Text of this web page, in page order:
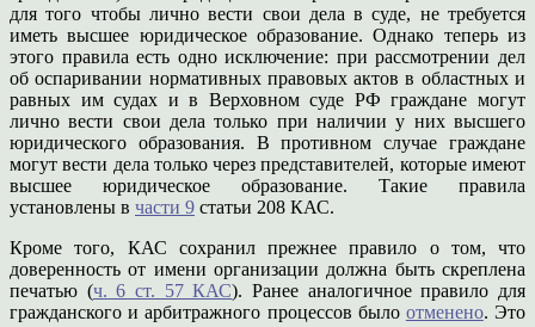
для того чтобы лично вести свои дела в суде, не требуется
иметь высшее юридическое образование. Однако теперь из
этого правила есть одно исключение: при рассмотрении дел
об оспаривании нормативных правовых актов в областных и
равных им судах и в Верховном суде РФ граждане могут
лично вести свои дела только при наличии у них высшего
юридического образования. В противном случае граждане
могут вести дела только через представителей, которые имеют
высшее юридическое образование. Такие правила
установлены в части 9 статьи 208 КАС.
Кроме того, КАС сохранил прежнее правило о том, что
доверенность от имени организации должна быть скреплена
печатью (ч. 6 ст. 57 КАС). Ранее аналогичное правило для
гражданского и арбитражного процессов было отменено. Это